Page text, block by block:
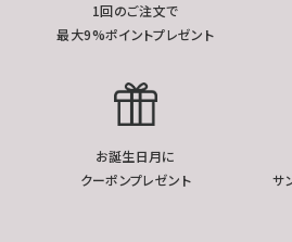
1回のご注文で
最大9%ポイントプレゼント
お誕生日月に
クーポンプレゼント
サ